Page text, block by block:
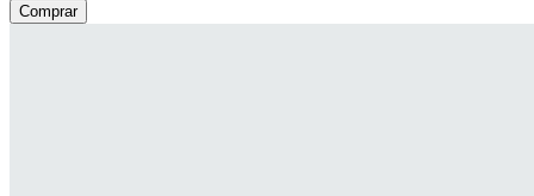
Comprar